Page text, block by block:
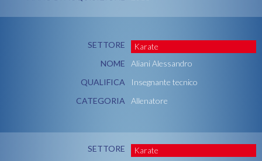
SETTORE
Karate
NOME
Aliani Alessandro
QUALIFICA
Insegnante tecnico
CATEGORIA
Allenatore
SETTORE
Karate